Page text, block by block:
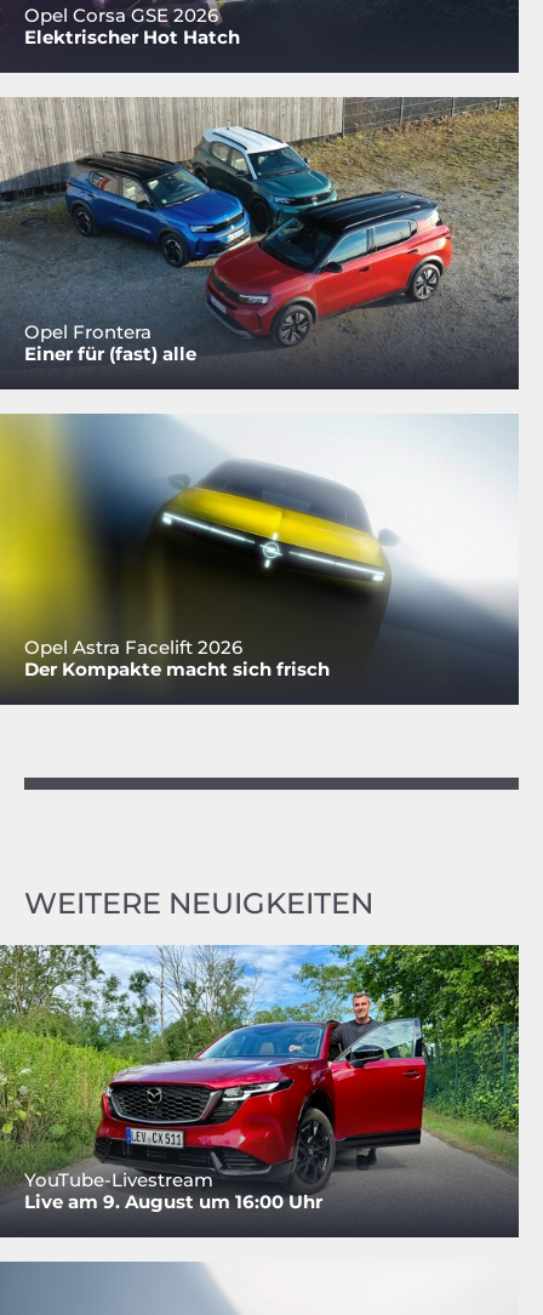
Opel Corsa GSE 2026
Elektrischer Hot Hatch
Opel Frontera
Einer für (fast) alle
Opel Astra Facelift 2026
Der Kompakte macht sich frisch
WEITERE NEUIGKEITEN
YouTube-Livestream
Live am 9. August um 16:00 Uhr